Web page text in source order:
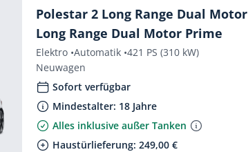
Polestar 2 Long Range Dual Motor
Long Range Dual Motor Prime
Elektro •Automatik •421 PS (310 kW)
Neuwagen
Sofort verfügbar
Mindestalter: 18 Jahre
Alles inklusive außer Tanken
Haustürlieferung: 249,00 €